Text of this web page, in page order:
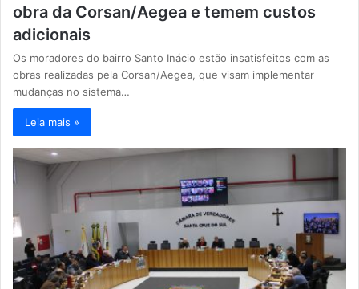
obra da Corsan/Aegea e temem custos
adicionais
Os moradores do bairro Santo Inácio estão insatisfeitos com as
obras realizadas pela Corsan/Aegea, que visam implementar
mudanças no sistema…
Leia mais »